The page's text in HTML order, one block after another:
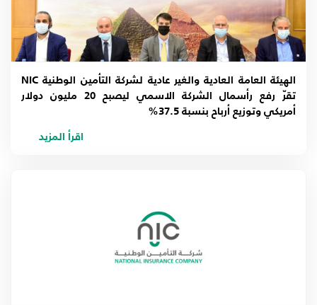
الهيئة العامة العادية والغير عادية لشركة التأمين الوطنية NIC
تقرّ رفع رأسمال الشركة الاسمي ليصبح 20 مليون دولار
أمريكي وتوزيع أرباح بنسبة 37.5%
اقرأ المزيد